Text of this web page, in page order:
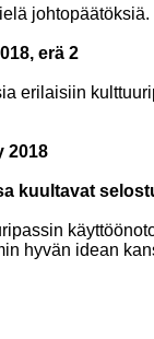
erä 2
erilaisiin
2018
kuultavat
hyvän idean